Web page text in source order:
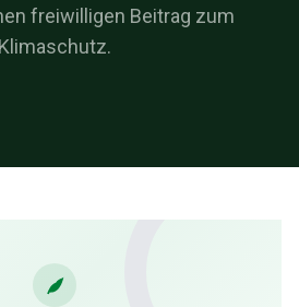
freiwilligen Beitrag zum
Klimaschutz.